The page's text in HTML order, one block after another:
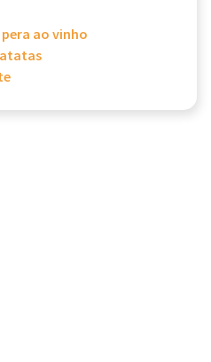
ao vinho